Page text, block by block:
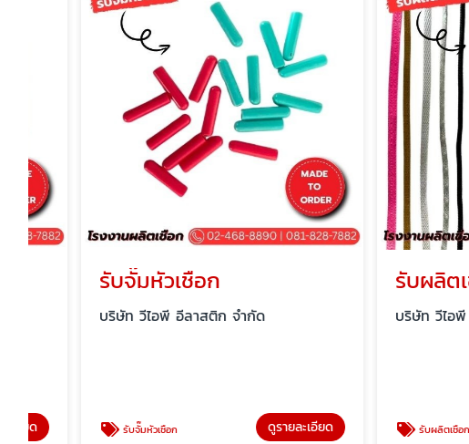
รับจั๊มหัวเชือก
บริษัท วีไอพี อีลาสติก จำกัด
รับจั๊มหัวเชือก ดูรายละเอียด
รับผลิตเชือก
บริษัท วีไอพี อีลาส
รับผลิตเชือกตามแบบ